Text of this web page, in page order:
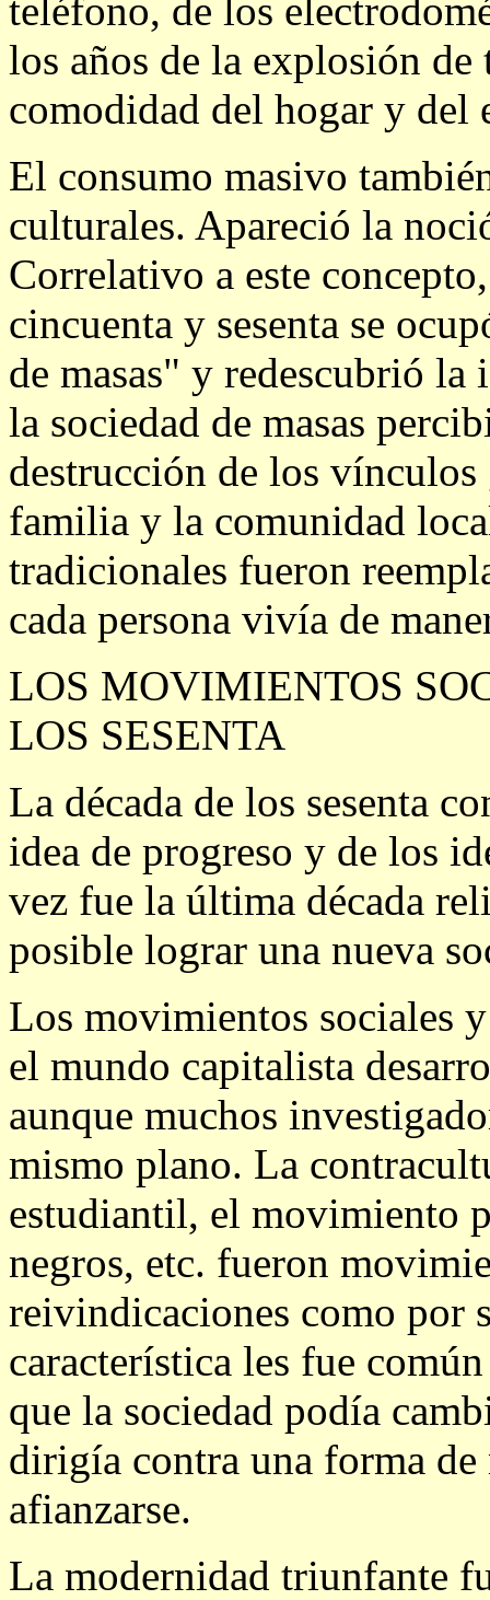
teléfono, de los
los años de la explosión
comodidad del hogar y del
El consumo masivo
culturales. Apareció la
Correlativo a este
cincuenta y sesenta se
de masas" y redescubrió
la sociedad de masas
destrucción de los
familia y la comunidad
tradicionales fueron
cada persona vivía de
LOS MOVIMIENTOS
LOS SESENTA
La década de los sesenta
idea de progreso y de los
vez fue la última década
posible lograr una nueva
Los movimientos sociales
el mundo capitalista
aunque muchos
mismo plano. La
estudiantil, el movimiento
negros, etc. fueron
reivindicaciones como por
característica les fue
que la sociedad podía
dirigía contra una forma
afianzarse.
La modernidad triunfante